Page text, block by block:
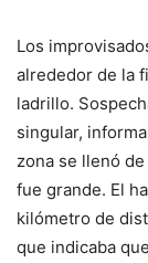
Los
alrededor de la
ladrillo.
singular,
zona se llenó
fue grande. El
kilómetro de
que indicaba